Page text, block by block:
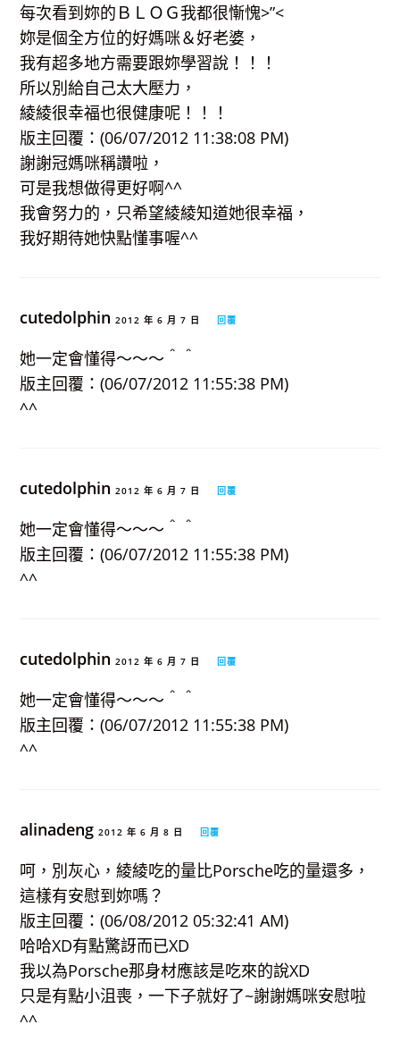
每次看到妳的ＢＬＯＧ我都很慚愧>”<
妳是個全方位的好媽咪＆好老婆，
我有超多地方需要跟妳學習說！！！
所以別給自己太大壓力，
綾綾很幸福也很健康呢！！！
版主回覆：(06/07/2012 11:38:08 PM)
謝謝冠媽咪稱讚啦，
可是我想做得更好啊^^
我會努力的，只希望綾綾知道她很幸福，
我好期待她快點懂事喔^^
cutedolphin2012 年 6 月 7 日 回覆
她一定會懂得～～～＾＾
版主回覆：(06/07/2012 11:55:38 PM)
^^
cutedolphin2012 年 6 月 7 日 回覆
她一定會懂得～～～＾＾
版主回覆：(06/07/2012 11:55:38 PM)
^^
cutedolphin2012 年 6 月 7 日 回覆
她一定會懂得～～～＾＾
版主回覆：(06/07/2012 11:55:38 PM)
^^
alinadeng2012 年 6 月 8 日 回覆
呵，別灰心，綾綾吃的量比Porsche吃的量還多，
這樣有安慰到妳嗎？
版主回覆：(06/08/2012 05:32:41 AM)
哈哈XD有點驚訝而已XD
我以為Porsche那身材應該是吃來的說XD
只是有點小沮喪，一下子就好了~謝謝媽咪安慰啦
^^